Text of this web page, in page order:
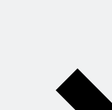
рыбный соус — это
вы будете готовить
лучше брать
или не брать — но в
тайских и
них рыбный соус
вкуса.
2020 Ответить